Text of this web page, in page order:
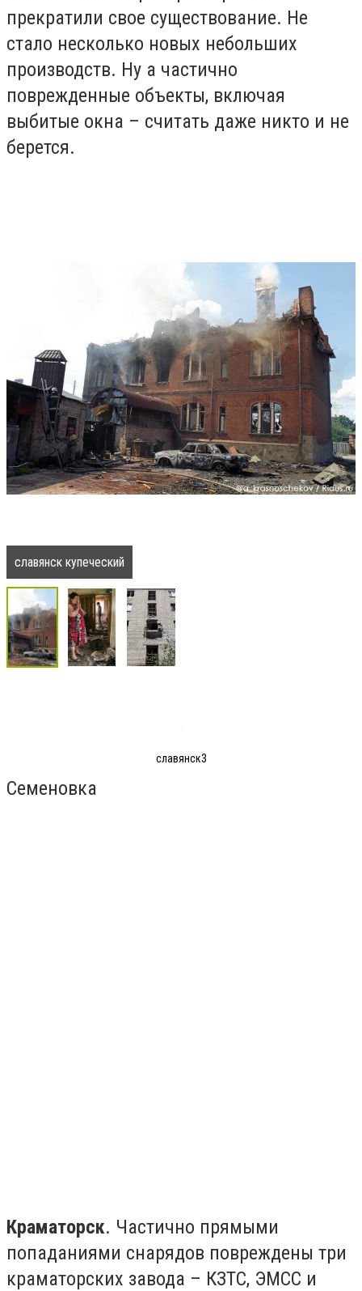
прекратили свое существование. Не
стало несколько новых небольших
производств. Ну а частично
поврежденные объекты, включая
выбитые окна – считать даже никто и не
берется.
славянск купеческий
славянск3
Семеновка
Краматорск. Частично прямыми
попаданиями снарядов повреждены три
краматорских завода – КЗТС, ЭМСС и